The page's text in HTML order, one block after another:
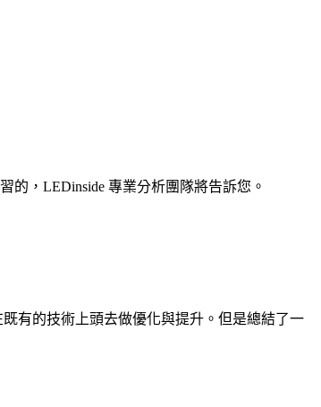
的，LEDinside 專業分析團隊將告訴您。
有的技術上頭去做優化與提升。但是總結了一